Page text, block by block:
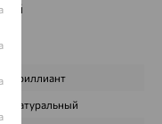
Бриллиант
Натуральный